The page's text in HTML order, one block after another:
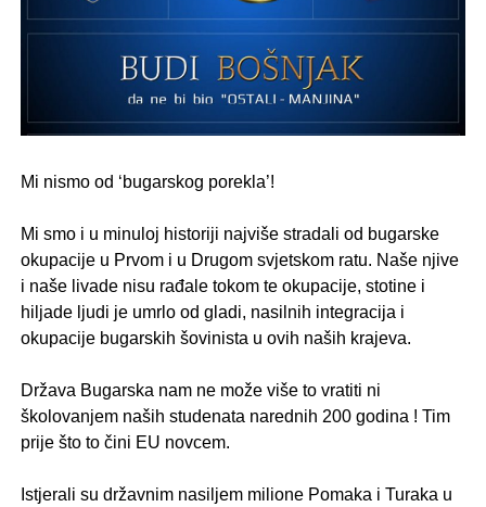
Mi nismo od ‘bugarskog porekla’!
Mi smo i u minuloj historiji najviše stradali od bugarske
okupacije u Prvom i u Drugom svjetskom ratu. Naše njive
i naše livade nisu rađale tokom te okupacije, stotine i
hiljade ljudi je umrlo od gladi, nasilnih integracija i
okupacije bugarskih šovinista u ovih naših krajeva.
Država Bugarska nam ne može više to vratiti ni
školovanjem naših studenata narednih 200 godina ! Tim
prije što to čini EU novcem.
Istjerali su državnim nasiljem milione Pomaka i Turaka u